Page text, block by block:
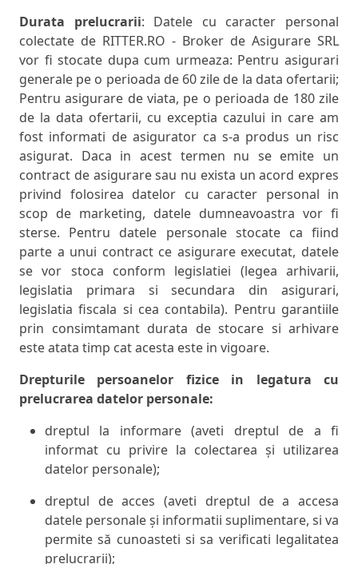
Durata prelucrarii: Datele cu caracter personal
colectate de RITTER.RO - Broker de Asigurare SRL
vor fi stocate dupa cum urmeaza: Pentru asigurari
generale pe o perioada de 60 zile de la data ofertarii;
Pentru asigurare de viata, pe o perioada de 180 zile
de la data ofertarii, cu exceptia cazului in care am
fost informati de asigurator ca s-a produs un risc
asigurat. Daca in acest termen nu se emite un
contract de asigurare sau nu exista un acord expres
privind folosirea datelor cu caracter personal in
scop de marketing, datele dumneavoastra vor fi
sterse. Pentru datele personale stocate ca fiind
parte a unui contract ce asigurare executat, datele
se vor stoca conform legislatiei (legea arhivarii,
legislatia primara si secundara din asigurari,
legislatia fiscala si cea contabila). Pentru garantiile
prin consimtamant durata de stocare si arhivare
este atata timp cat acesta este in vigoare.
Drepturile persoanelor fizice in legatura cu
prelucrarea datelor personale:
dreptul la informare (aveti dreptul de a fi
informat cu privire la colectarea și utilizarea
datelor personale);
dreptul de acces (aveti dreptul de a accesa
datele personale și informatii suplimentare, si va
permite să cunoasteti si sa verificati legalitatea
prelucrarii);